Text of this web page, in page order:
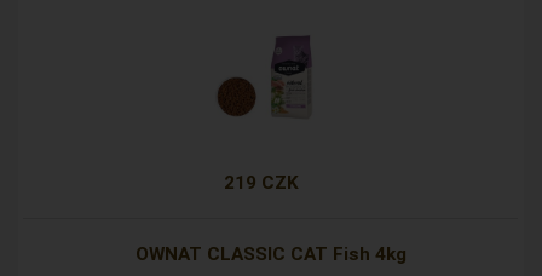
219 CZK
OWNAT CLASSIC CAT Fish 4kg